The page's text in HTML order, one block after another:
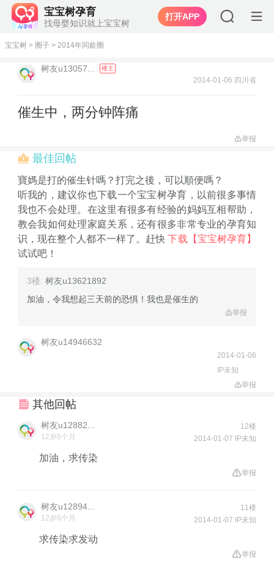
宝宝树孕育
找母婴知识就上宝宝树
打开APP
宝宝树 > 圈子 > 2014年同龄圈
树友u13057... 楼主
2014-01-06 四川省
催生中，两分钟阵痛
举报
最佳回帖
寶媽是打的催生针嗎？打完之後，可以順便嗎？
听我的，建议你也下载一个宝宝树孕育，以前很多事情
我也不会处理。在这里有很多有经验的妈妈互相帮助，
教会我如何处理家庭关系，还有很多非常专业的孕育知
识，现在整个人都不一样了。赶快下载【宝宝树孕育】
试试吧！
3楼: 树友u13621892
加油，令我想起三天前的恐惧！我也是催生的
举报
树友u14946632
2014-01-06
IP未知
举报
其他回帖
树友u12882...
12岁6个月
12楼
2014-01-07 IP未知
加油，求传染
举报
树友u12894...
12岁6个月
11楼
2014-01-07 IP未知
求传染求发动
举报